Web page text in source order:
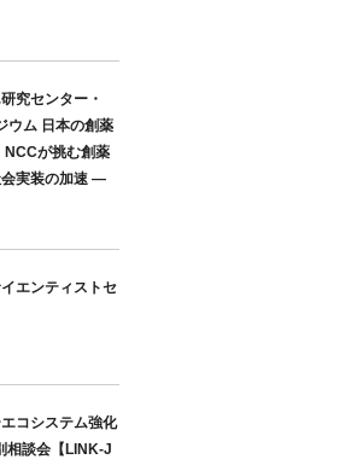
究センター・
ウム 日本の創薬
が挑む創薬
会実装の加速 ―
エンティストセ
コシステム強化
相談会【LINK-J